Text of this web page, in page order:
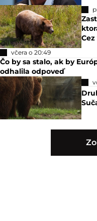
včera o 20:49
Čo by sa stalo, ak by
odhalila odpoveď